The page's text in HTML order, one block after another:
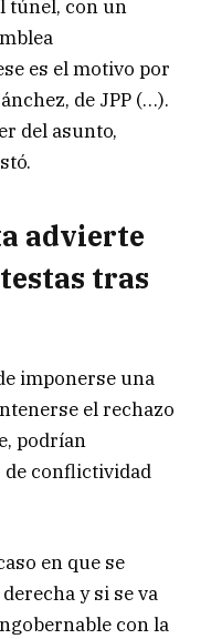
túnel, con un
es el motivo por
de JPP (…).
del asunto,
advierte
tras
imponerse una
el rechazo
podrían
conflictividad
en que se
y si se va
con la